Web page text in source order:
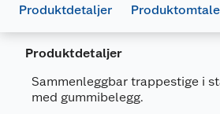
Produktdetaljer
Produktdetaljer
Sammenleggbar trappestige i
med gummibelegg.